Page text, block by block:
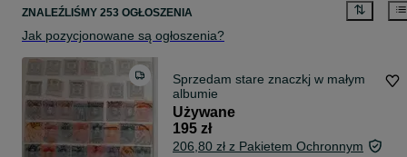
ZNALEŹLIŚMY 253 OGŁOSZENIA
Jak pozycjonowane są ogłoszenia?
Sprzedam stare znaczkj w małym
albumie
Używane
195 zł
206,80 zł z Pakietem Ochronnym